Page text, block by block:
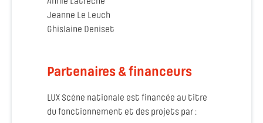
Jeanne Le Leuch
Ghislaine Deniset
Partenaires & financeurs
LUX Scène nationale est financée au titre
du fonctionnement et des projets par :